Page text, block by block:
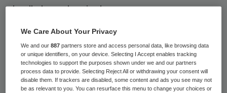
In alle branches in de zorg- en
werknemers groeide met 43 duizend ten
opzichte van een jaar eerder, terwijl het
aantal fte’s met bijna 35 duizend steeg. Dit
We Care About Your Privacy
We and our887 partners store and access personal data, like browsing data
or unique identifiers, on your device. Selecting I Accept enables tracking
technologies to support the purposes shown under we and our partners
process data to provide. Selecting Reject All or withdrawing your consent will
disable them. If trackers are disabled, some content and ads you see may not
be as relevant to you. You can resurface this menu to change your choices or